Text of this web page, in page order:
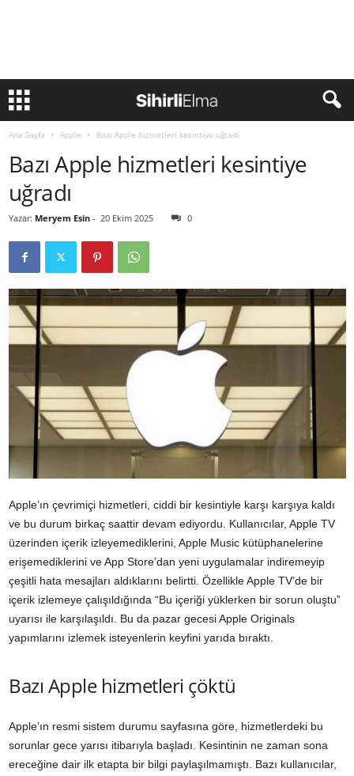
Ana Sayfa Apple Bazı Apple hizmetleri kesintiye uğradı
Bazı Apple hizmetleri kesintiye
uğradı
Yazar: Meryem Esin - 20 Ekim 2025 0
Apple’ın çevrimiçi hizmetleri, ciddi bir kesintiyle karşı karşıya kaldı
ve bu durum birkaç saattir devam ediyordu. Kullanıcılar, Apple TV
üzerinden içerik izleyemediklerini, Apple Music kütüphanelerine
erişemediklerini ve App Store’dan yeni uygulamalar indiremeyip
çeşitli hata mesajları aldıklarını belirtti. Özellikle Apple TV’de bir
içerik izlemeye çalışıldığında “Bu içeriği yüklerken bir sorun oluştu”
uyarısı ile karşılaşıldı. Bu da pazar gecesi Apple Originals
yapımlarını izlemek isteyenlerin keyfini yarıda bıraktı.
Bazı Apple hizmetleri çöktü
Apple’ın resmi sistem durumu sayfasına göre, hizmetlerdeki bu
sorunlar gece yarısı itibarıyla başladı. Kesintinin ne zaman sona
ereceğine dair ilk etapta bir bilgi paylaşılmamıştı. Bazı kullanıcılar,